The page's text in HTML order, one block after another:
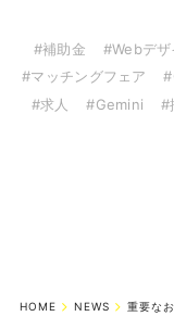
#補助金 #Webデザ
#マッチングフェア
#求人
#Gemini #
HOME NEWS 重要な